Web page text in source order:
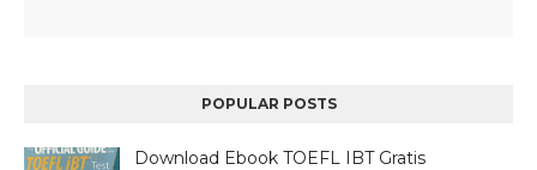
POPULAR POSTS
Download Ebook TOEFL IBT Gratis